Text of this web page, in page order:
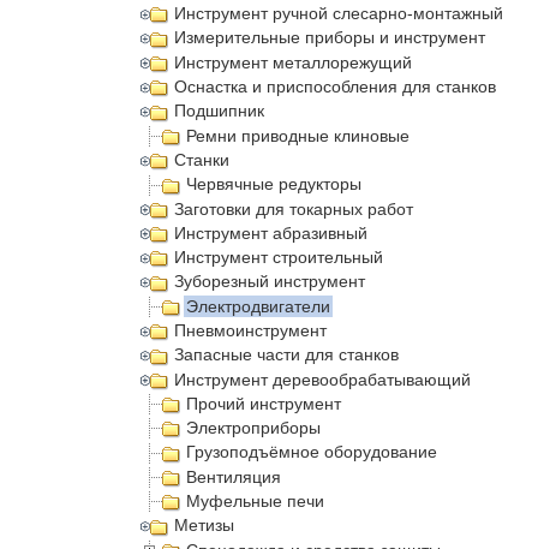
Инструмент ручной слесарно-монтажный
Измерительные приборы и инструмент
Инструмент металлорежущий
Оснастка и приспособления для станков
Подшипник
Ремни приводные клиновые
Станки
Червячные редукторы
Заготовки для токарных работ
Инструмент абразивный
Инструмент строительный
Зуборезный инструмент
Электродвигатели
Пневмоинструмент
Запасные части для станков
Инструмент деревообрабатывающий
Прочий инструмент
Электроприборы
Грузоподъёмное оборудование
Вентиляция
Муфельные печи
Метизы